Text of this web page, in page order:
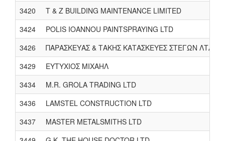
3420
T & Z BUILDING MAINTENANCE LIMITED
3424
POLIS IOANNOU PAINTSPRAYING LTD
3426
ΠΑΡΑΣΚΕΥΑΣ & ΤΑΚΗΣ ΚΑΤΑΣΚΕΥΕΣ ΣΤΕΓΩΝ ΛΤΔ
3429
ΕΥΤΥΧΙΟΣ ΜΙΧΑΗΛ
3434
M.R. GROLA TRADING LTD
3436
LAMSTEL CONSTRUCTION LTD
3437
MASTER METALSMITHS LTD